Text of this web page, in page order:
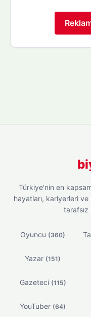
Türkiye'nin en
hayatları, kariyerleri
Oyuncu (360)
Yazar (151)
Gazeteci (115)
YouTuber (64)